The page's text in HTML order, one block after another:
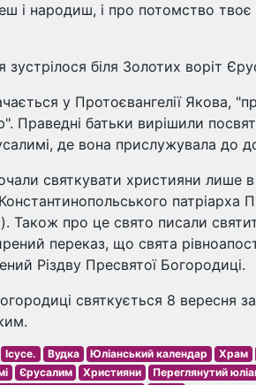
і народиш, і про потомство
біля Золотих воріт
у Протоєвангелії Якова,
Праведні батьки вирішили
де вона прислужувала до
святкувати християни лише в
про це свято писали
переказ, що свята
Різдву Пресвятої Богородиці.
святкується 8 вересня
Ісусе. Вудка Юліанський календар Храм
Єрусалим Християни
Переглянутий